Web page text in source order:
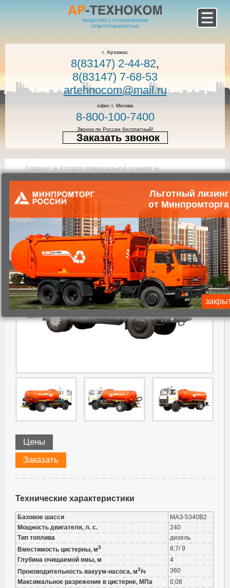
г. Арзамас
8(83147) 2-44-82,
8(83147) 7-68-53
artehnocom@mail.ru
офис г. Москва
8-800-100-7400
Звонок по России бесплатный!
Заказать звонок
Главная
Каталог коммунальной техники
Коммунальная техника
Вакуумные машины
Вакуумная машина КО-523
Цены
Заказать
Технические характеристики
Базовое шасси
МАЗ-5340B2
Мощность двигателя, л. с.
240
Тип топлива
дизель
Вместимость цистерны, м3
8,7/ 9
Глубина очищаемой ямы, м
4
Производительность вакуум-насоса, м3/ч
360
Максимальное разрежение в цистерне, МПа
0,08
Льготный лизинг
от Минпромторга